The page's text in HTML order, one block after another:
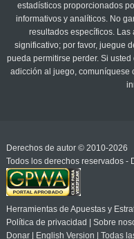
estadísticos proporcionados
informativos y analíticos. No
resultados específicos.
significativo; por favor, juegue
pueda permitirse perder. Si
adicción al juego, comuníquese
Derechos de autor © 2010-2026
Todos los derechos reservados -
Herramientas de Apuestas y
Política de privacidad
Sobre
Donar| English Version Todas